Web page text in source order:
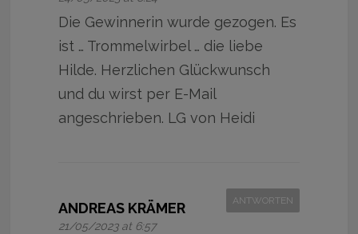
Die Gewinnerin wurde gezogen. Es
ist … Trommelwirbel … die liebe
Hilde. Herzlichen Glückwunsch
und du wirst per E-Mail
angeschrieben. LG von Heidi
ANDREAS KRÄMER
21/05/2023 at 6:57
ANTWORTEN